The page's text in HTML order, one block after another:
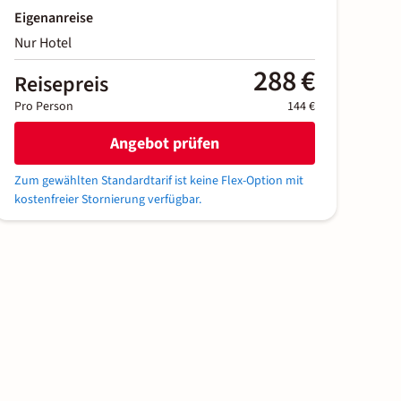
Eigenanreise
Nur Hotel
Reisepreis 288 €
Pro Person 144 €
Angebot prüfen
Zum gewählten Standardtarif ist keine Flex-Option mit
kostenfreier Stornierung verfügbar.